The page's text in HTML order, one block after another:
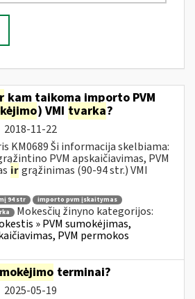
kam taikoma importo PVM
) VMI tvarka?
2018-11-22
KM0689 Ši informacija skelbiama:
PVM apskaičiavimas, PVM
irgrąžinimas (90-94 str.) VMI
94 str
importo pvm įskaitymas
Mokesčių žinyno kategorijos:
» PVM sumokėjimas,
PVM permokos
terminai?
2025-05-19